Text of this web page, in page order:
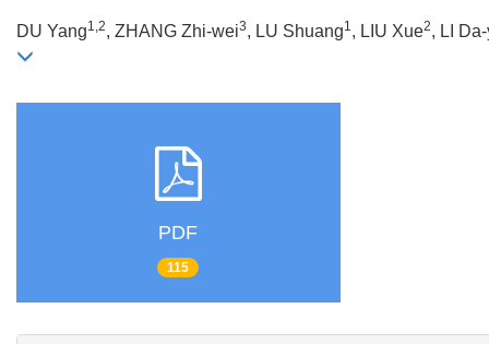
DU Yang1,2, ZHANG Zhi-wei3, LU Shuang1, LIU Xue2, LI
PDF
115